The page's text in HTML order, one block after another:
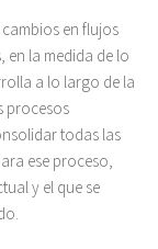
en flujos
en la medida de lo
a lo largo de la
procesos
todas las
ese proceso,
y el que se